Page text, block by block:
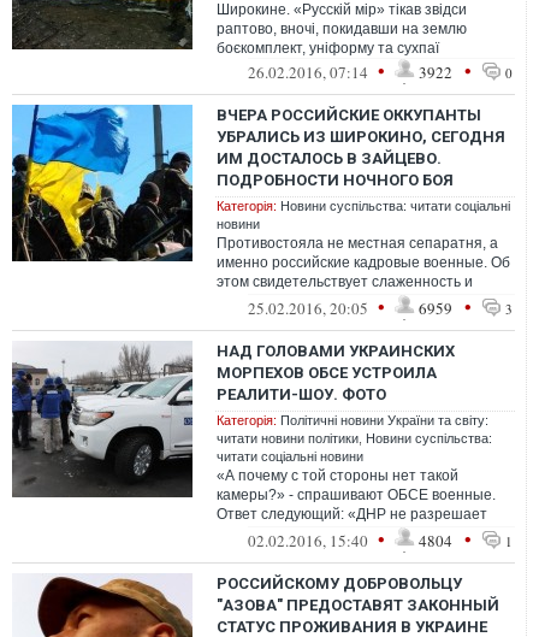
Широкине. «Русскій мір» тікав звідси
раптово, вночі, покидавши на землю
боєкомплект, уніформу та сухпаї
26.02.2016, 07:14 • 3922 • 0
ВЧЕРА РОССИЙСКИЕ ОККУПАНТЫ
УБРАЛИСЬ ИЗ ШИРОКИНО, СЕГОДНЯ
ИМ ДОСТАЛОСЬ В ЗАЙЦЕВО.
ПОДРОБНОСТИ НОЧНОГО БОЯ
Категорія: Новини суспільства: читати соціальні
новини
Противостояла не местная сепаратня, а
именно российские кадровые военные. Об
этом свидетельствует слаженность и
тактика их действий. Обдраченцам тепер...
25.02.2016, 20:05 • 6959 • 3
НАД ГОЛОВАМИ УКРАИНСКИХ
МОРПЕХОВ ОБСЕ УСТРОИЛА
РЕАЛИТИ-ШОУ. ФОТО
Категорія: Політичні новини України та світу:
читати новини політики Новини суспільства:
читати соціальні новини
«А почему с той стороны нет такой
камеры?» - спрашивают ОБСЕ военные.
Ответ следующий: «ДНР не разрешает
ставить». Наблюдение продолжается...
02.02.2016, 15:40 • 4804 • 1
РОССИЙСКОМУ ДОБРОВОЛЬЦУ
"АЗОВА" ПРЕДОСТАВЯТ ЗАКОННЫЙ
СТАТУС ПРОЖИВАНИЯ В УКРАИНЕ